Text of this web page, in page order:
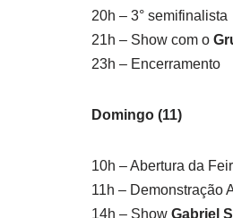
20h – 3° semifinalista
21h – Show com o
23h – Encerramento
Domingo (11)
10h – Abertura da
11h – Demonstração
14h – Show Gabriel